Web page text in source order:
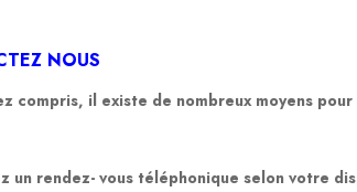
NOUS
compris, il existe de nombreux moyens
un rendez- vous téléphonique selon votre